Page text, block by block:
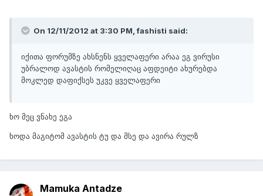
On 12/11/2012 at 3:30 PM, fashisti said:
იქითა ფორუმზე ახსნენს ყველაფერი არაა ეგ ვირუსი
უბრალოდ ავასტის რომელიღაც აფდეიტი ახურებდა
მოკლედ დაფიქსეს უკვე ყველაფერი
ხო მეც ვნახე ეგა
ხოდა მაგიტომ ავასტის ტუ და მსე და ავირა რულზ
Mamuka Antadze